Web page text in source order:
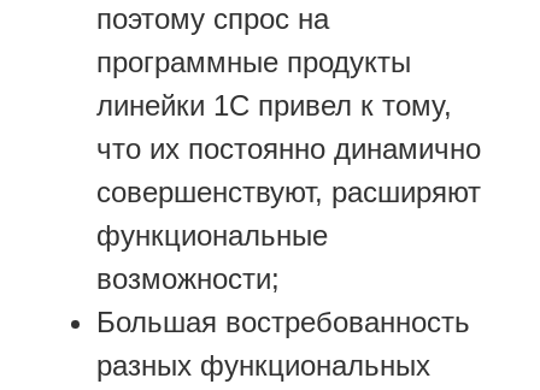
поэтому спрос на
программные продукты
линейки 1С привел к тому,
что их постоянно динамично
совершенствуют, расширяют
функциональные
возможности;
Большая востребованность
разных функциональных